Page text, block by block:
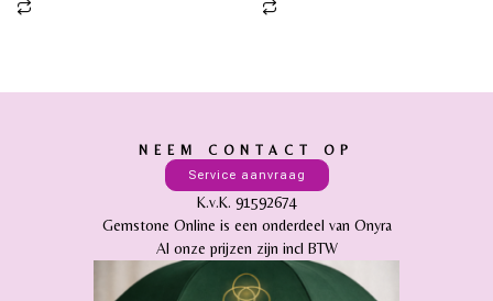
NEEM CONTACT OP
Service aanvraag
K.v.K. 91592674
Gemstone Online is een onderdeel van Onyra
Al onze prijzen zijn incl BTW